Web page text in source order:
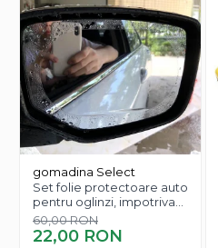
gomadina Select
Set folie protectoare auto
pentru oglinzi, impotriva
apei si aburului, Film
Protect
60,00 RON
22,00 RON